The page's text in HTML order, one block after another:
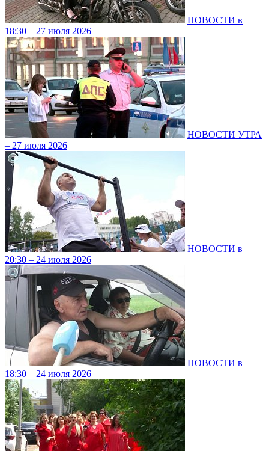
НОВОСТИ в
18:30 – 27 июля 2026
НОВОСТИ УТРА
– 27 июля 2026
НОВОСТИ в
20:30 – 24 июля 2026
НОВОСТИ в
18:30 – 24 июля 2026